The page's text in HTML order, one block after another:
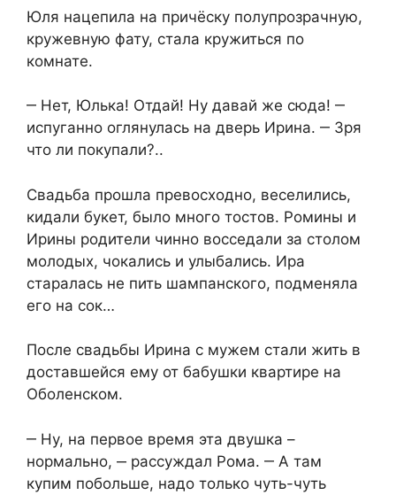
Юля нацепила на причёску полупрозрачную,
кружевную фату, стала кружиться по
комнате.
‒ Нет, Юлька! Отдай! Ну давай же сюда! ‒
испуганно оглянулась на дверь Ирина. ‒ Зря
что ли покупали?..
Свадьба прошла превосходно, веселились,
кидали букет, было много тостов. Ромины и
Ирины родители чинно восседали за столом
молодых, чокались и улыбались. Ира
старалась не пить шампанского, подменяла
его на сок…
После свадьбы Ирина с мужем стали жить в
доставшейся ему от бабушки квартире на
Оболенском.
‒ Ну, на первое время эта двушка –
нормально, ‒ рассуждал Рома. ‒ А там
купим побольше, надо только чуть-чуть